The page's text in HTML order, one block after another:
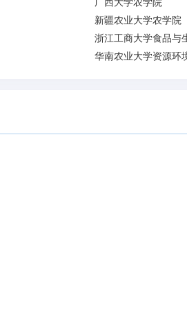
新疆农业大学农学院